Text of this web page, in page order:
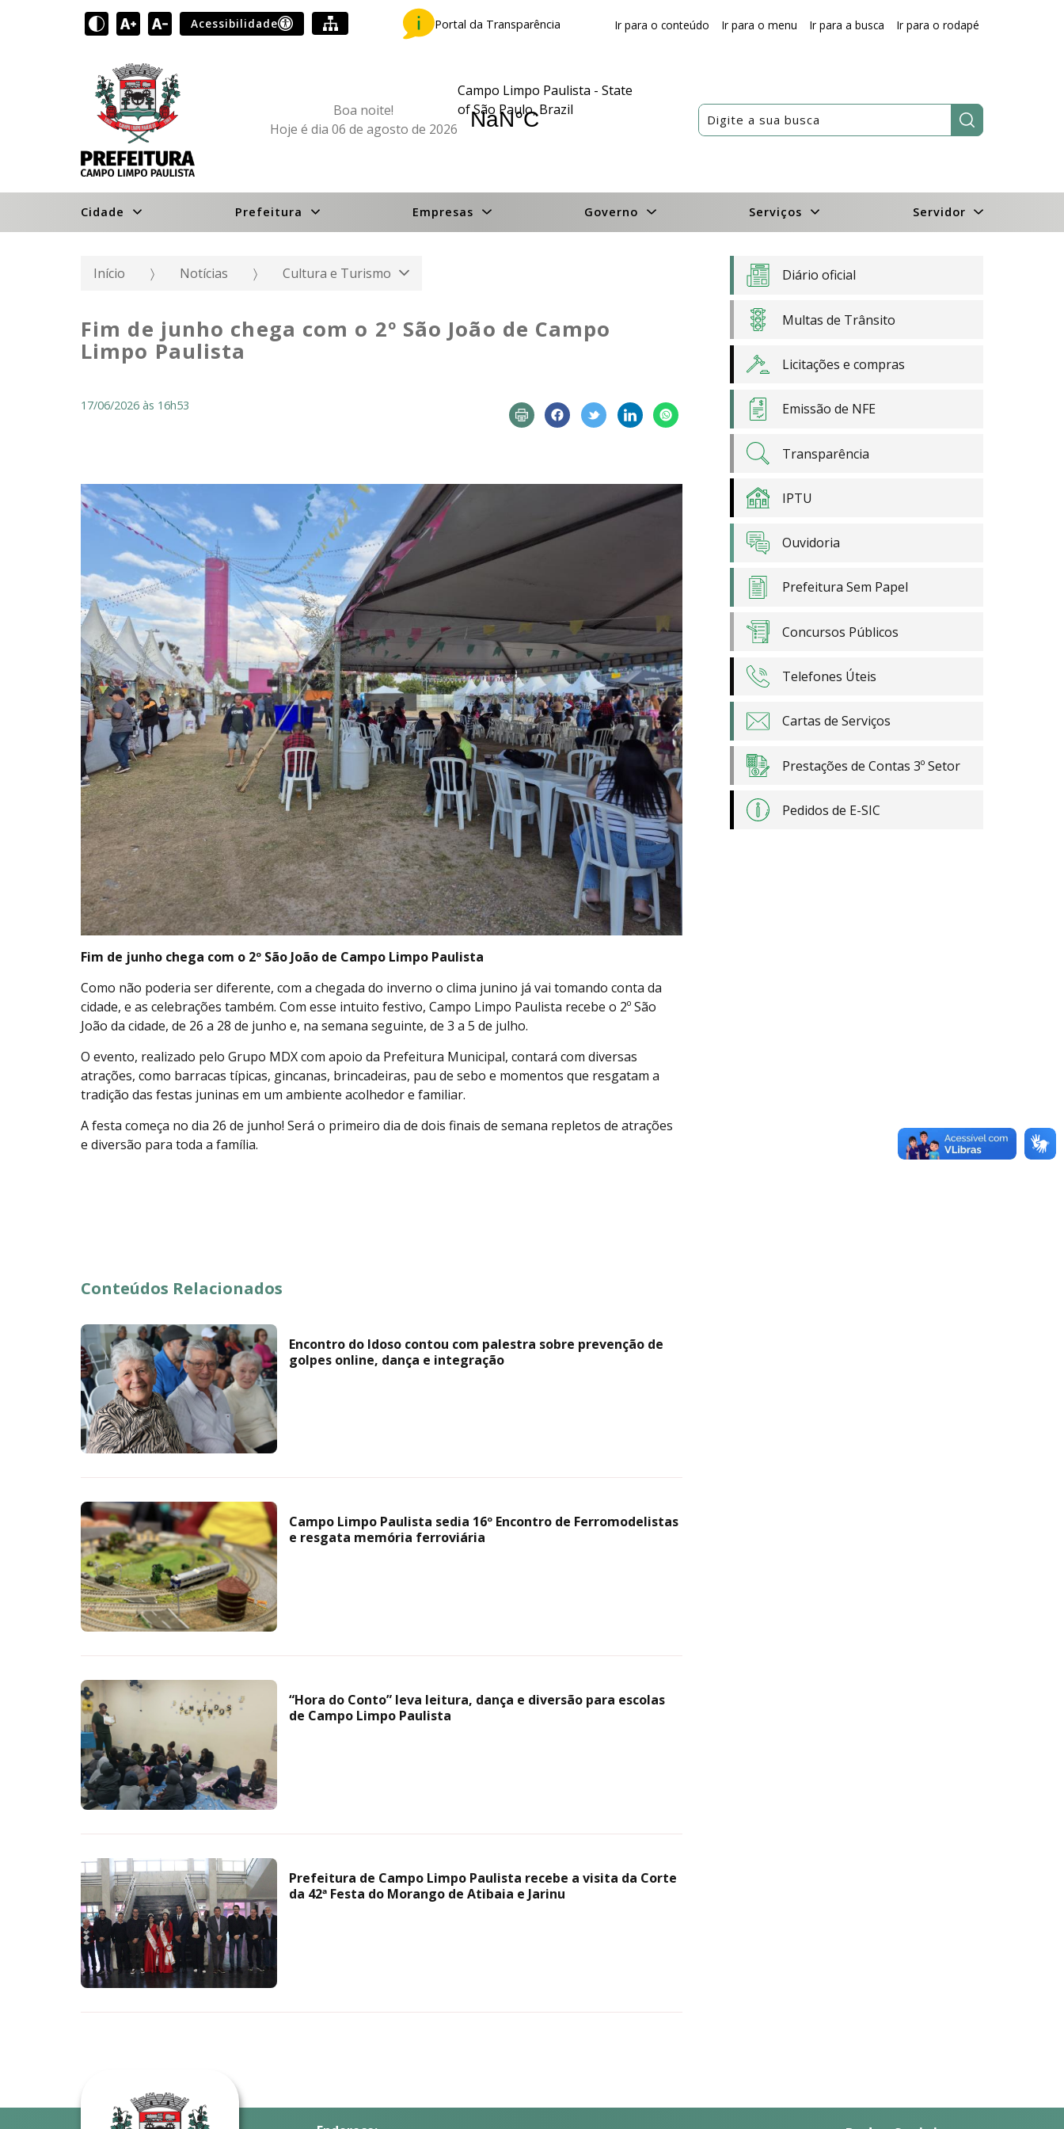
Acessibilidade Portal da Transparência Ir para o conteúdo Ir para o menu Ir para a busca Ir para o rodapé
Boa noite!
Hoje é dia 06 de agosto de 2026
Campo Limpo Paulista - State
of São Paulo, Brazil
Pesquisar:
Cidade Prefeitura Empresas Governo Serviços Servidor
Início Notícias Cultura e Turismo
Fim de junho chega com o 2º São João de Campo
Limpo Paulista
17/06/2026 às 16h53
Fim de junho chega com o 2º São João de Campo Limpo Paulista
Como não poderia ser diferente, com a chegada do inverno o clima junino já vai tomando conta da
cidade, e as celebrações também. Com esse intuito festivo, Campo Limpo Paulista recebe o 2º São
João da cidade, de 26 a 28 de junho e, na semana seguinte, de 3 a 5 de julho.
O evento, realizado pelo Grupo MDX com apoio da Prefeitura Municipal, contará com diversas
atrações, como barracas típicas, gincanas, brincadeiras, pau de sebo e momentos que resgatam a
tradição das festas juninas em um ambiente acolhedor e familiar.
A festa começa no dia 26 de junho! Será o primeiro dia de dois finais de semana repletos de atrações
e diversão para toda a família.
Conteúdos Relacionados
Encontro do Idoso contou com palestra sobre prevenção de
golpes online, dança e integração
Campo Limpo Paulista sedia 16º Encontro de Ferromodelistas
e resgata memória ferroviária
“Hora do Conto” leva leitura, dança e diversão para escolas
de Campo Limpo Paulista
Prefeitura de Campo Limpo Paulista recebe a visita da Corte
da 42ª Festa do Morango de Atibaia e Jarinu
Diário oficial
Multas de Trânsito
Licitações e compras
Emissão de NFE
Transparência
IPTU
Ouvidoria
Prefeitura Sem Papel
Concursos Públicos
Telefones Úteis
Cartas de Serviços
Prestações de Contas 3º Setor
Pedidos de E-SIC